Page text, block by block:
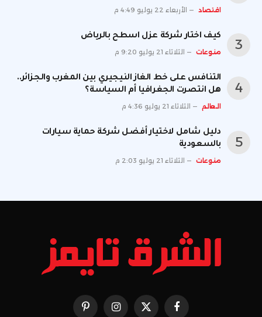
اقتصاد الأربعاء 22 يوليو 4:49 م
كيف اختار شركة عزل اسطح بالرياض
منوعات الثلاثاء 21 يوليو 9:20 م
التنافس على خط الغاز النيجيري بين المغرب والجزائر..
هل انتصرت الجغرافيا أم السياسة؟
العالم الثلاثاء 21 يوليو 4:36 م
دليل شامل لاختيار أفضل شركة حماية سيارات
بالسعودية
منوعات الثلاثاء 21 يوليو 2:03 م
فيسبوك X الانستغرامبينتيريست